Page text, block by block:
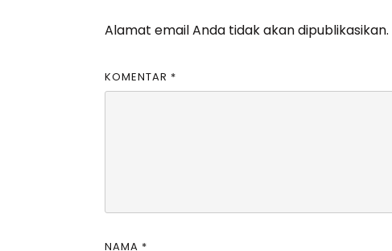
Alamat email Anda tidak akan dipublikasikan.
KOMENTAR *
NAMA *